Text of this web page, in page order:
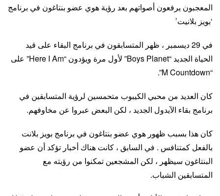
المعجبون يرفعون أصواتهم بعد رؤية هوي عضو بنتاغون في برنامج
‘بويز بلانيت’
في 29 ديسمبر ، ظهر المتسابقون في برنامج البقاء على قيد
الحياة الجديد “Boys Planet” لأول مرة ويؤدون “Here I Am” على
“M Countdown”.
كان العديد من محبي الكيبوب متحمسين لرؤية المتسابقين في
برنامج بقاء الآيدول الجديد ، لكن البعض عبروا عن مخاوفهم.
كان هذا بسبب ظهور هوي عضو بنتاغون في برنامج بويز بلانت
بالفعل كمتنافس . في السابق ، كانت هناك أخبار تؤكد أن عضو
البنتاغون سيظهر ، لكن المشجعين تمكنوا من رؤيته مع
المتسابقين الشباب.